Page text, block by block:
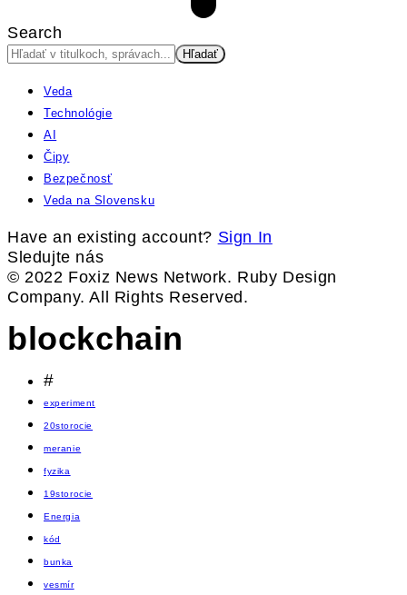
Search
Veda
Technológie
AI
Čipy
Bezpečnosť
Veda na Slovensku
Have an existing account? Sign In
Sledujte nás
© 2022 Foxiz News Network. Ruby Design
Company. All Rights Reserved.
blockchain
#
experiment
20storocie
meranie
fyzika
19storocie
Energia
kód
bunka
vesmír